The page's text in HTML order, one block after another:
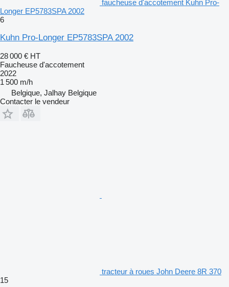
faucheuse d'accotement Kuhn Pro-
Longer EP5783SPA 2002
6
Kuhn Pro-Longer EP5783SPA 2002
28 000 € HT
Faucheuse d'accotement
2022
1 500 m/h
Belgique, Jalhay Belgique
Contacter le vendeur
tracteur à roues John Deere 8R 370
15